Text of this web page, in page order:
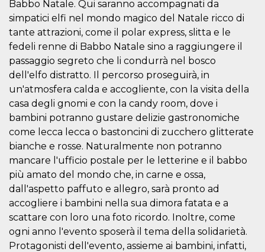
Babbo Natale. Qui saranno accompagnati da
simpatici elfi nel mondo magico del Natale ricco di
tante attrazioni, come il polar express, slitta e le
fedeli renne di Babbo Natale sino a raggiungere il
passaggio segreto che li condurrà nel bosco
dell'elfo distratto. Il percorso proseguirà, in
un'atmosfera calda e accogliente, con la visita della
casa degli gnomi e con la candy room, dove i
bambini potranno gustare delizie gastronomiche
come lecca lecca o bastoncini di zucchero glitterate
bianche e rosse. Naturalmente non potranno
mancare l'ufficio postale per le letterine e il babbo
più amato del mondo che, in carne e ossa,
dall'aspetto paffuto e allegro, sarà pronto ad
accogliere i bambini nella sua dimora fatata e a
scattare con loro una foto ricordo. Inoltre, come
ogni anno l'evento sposerà il tema della solidarietà.
Protagonisti dell'evento, assieme ai bambini, infatti,
los visitantes. Es
banner de
cookies de
Cookie-
Script.com
funcione
correctamente.
Declaración de almacenamiento
Nombre
Tipo de
almacenamiento
Descripción
fbssls_314278995690155
Almacenamiento
de sesión
de sesión
cn_uc__
Almacenamiento
local